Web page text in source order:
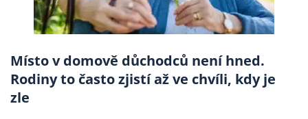
Místo v domově důchodců není hned.
Rodiny to často zjistí až ve chvíli, kdy je
zle